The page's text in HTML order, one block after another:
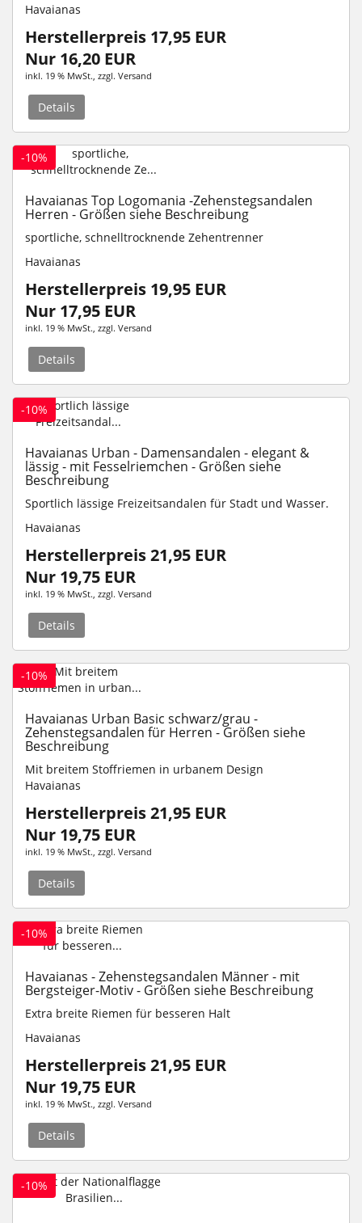
Havaianas
Herstellerpreis 17,95 EUR
Nur 16,20 EUR
inkl. 19 % MwSt. , zzgl. Versand
Details
-10%
Havaianas Top Logomania -Zehenstegsandalen
Herren - Größen siehe Beschreibung
sportliche, schnelltrocknende Zehentrenner
Havaianas
Herstellerpreis 19,95 EUR
Nur 17,95 EUR
inkl. 19 % MwSt. , zzgl. Versand
Details
-10%
Havaianas Urban - Damensandalen - elegant &
lässig - mit Fesselriemchen - Größen siehe
Beschreibung
Sportlich lässige Freizeitsandalen für Stadt und Wasser.
Havaianas
Herstellerpreis 21,95 EUR
Nur 19,75 EUR
inkl. 19 % MwSt. , zzgl. Versand
Details
-10%
Havaianas Urban Basic schwarz/grau -
Zehenstegsandalen für Herren - Größen siehe
Beschreibung
Mit breitem Stoffriemen in urbanem Design
Havaianas
Herstellerpreis 21,95 EUR
Nur 19,75 EUR
inkl. 19 % MwSt. , zzgl. Versand
Details
-10%
Havaianas - Zehenstegsandalen Männer - mit
Bergsteiger-Motiv - Größen siehe Beschreibung
Extra breite Riemen für besseren Halt
Havaianas
Herstellerpreis 21,95 EUR
Nur 19,75 EUR
inkl. 19 % MwSt. , zzgl. Versand
Details
-10%